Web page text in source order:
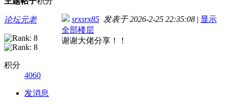
论坛元老
积分
4060
发消息
srxsrx85 发表于 2026-2-25 22:35:08 | 显示
全部楼层
谢谢大佬分享！！